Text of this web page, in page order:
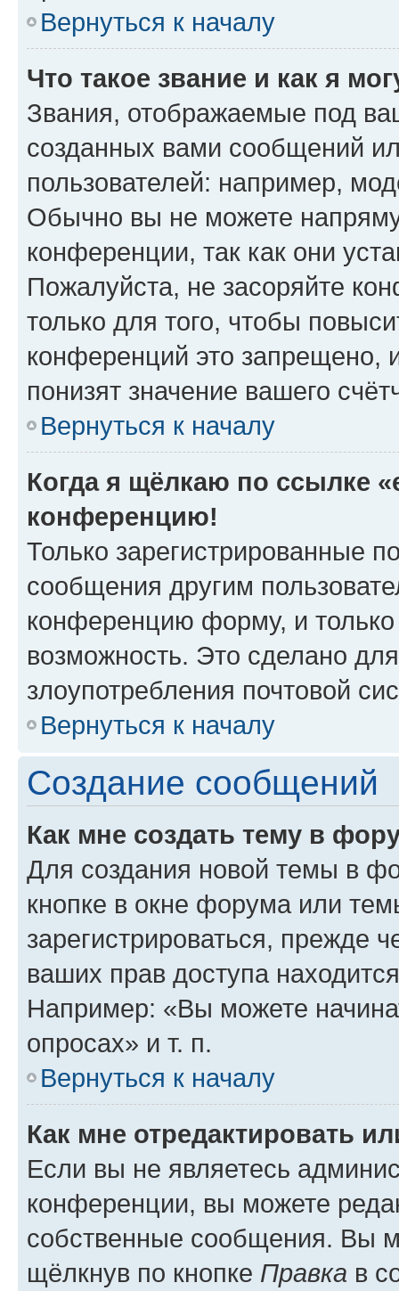
Вернуться к началу
Что такое звание и как я
Звания, отображаемые под
созданных вами сообщений
пользователей: например,
Обычно вы не можете
конференции, так как они
Пожалуйста, не засоряйте
только для того, чтобы
конференций это запрещено,
понизят значение вашего
Вернуться к началу
Когда я щёлкаю по ссылке
конференцию!
Только зарегистрированные
сообщения другим
конференцию форму, и
возможность. Это сделано
злоупотребления почтовой
Вернуться к началу
Создание сообщений
Как мне создать тему в
Для создания новой темы в
кнопке в окне форума или
зарегистрироваться, прежде
ваших прав доступа
Например: «Вы можете
опросах» и т. п.
Вернуться к началу
Как мне отредактировать
Если вы не являетесь
конференции, вы можете
собственные сообщения. Вы
щёлкнув по кнопке Правка в